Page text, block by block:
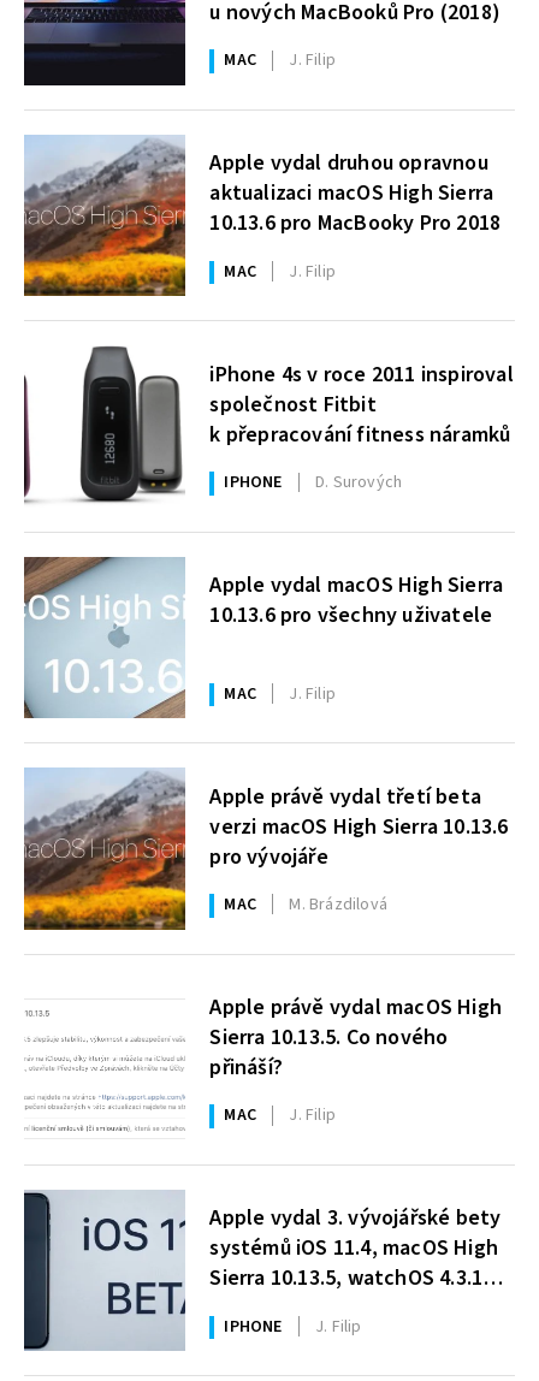
u nových MacBooků Pro (2018)
MAC J. Filip
Apple vydal druhou opravnou
aktualizaci macOS High Sierra
10.13.6 pro MacBooky Pro 2018
MAC J. Filip
iPhone 4s v roce 2011 inspiroval
společnost Fitbit
k přepracování fitness náramků
IPHONE D. Surových
Apple vydal macOS High Sierra
10.13.6 pro všechny uživatele
MAC J. Filip
Apple právě vydal třetí beta
verzi macOS High Sierra 10.13.6
pro vývojáře
MAC M. Brázdilová
Apple právě vydal macOS High
Sierra 10.13.5. Co nového
přináší?
MAC J. Filip
Apple vydal 3. vývojářské bety
systémů iOS 11.4, macOS High
Sierra 10.13.5, watchOS 4.3.1
a tvOS 11.4 [aktualizováno]
IPHONE J. Filip